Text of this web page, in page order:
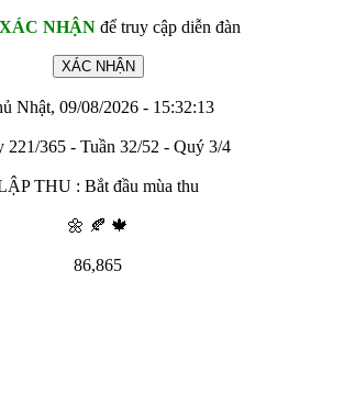
XÁC NHẬNđể truy cập diễn đàn
Nhật, 09/08/2026 - 15:32:13
221/365 - Tuần 32/52 - Quý 3/4
THU : Bắt đầu mùa thu
🌼 🍂 🍁
86,865